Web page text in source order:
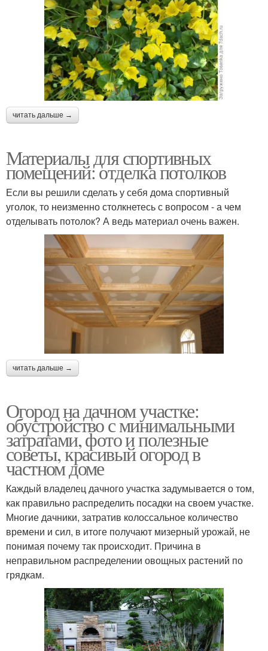
читать дальше →
Материалы для спортивных
помещений: отделка потолков
Если вы решили сделать у себя дома спортивный
уголок, то неизменно столкнетесь с вопросом - а чем
отделывать потолок? А ведь материал очень важен.
читать дальше →
Огород на дачном участке:
обустройство с минимальными
затратами, фото и полезные
советы, красивый огород в
частном доме
Каждый владелец дачного участка задумывается о том,
как правильно распределить посадки на своем участке.
Многие дачники, затратив колоссальное количество
времени и сил, в итоге получают мизерный урожай, не
понимая почему так происходит. Причина в
неправильном распределении овощных растений по
грядкам.